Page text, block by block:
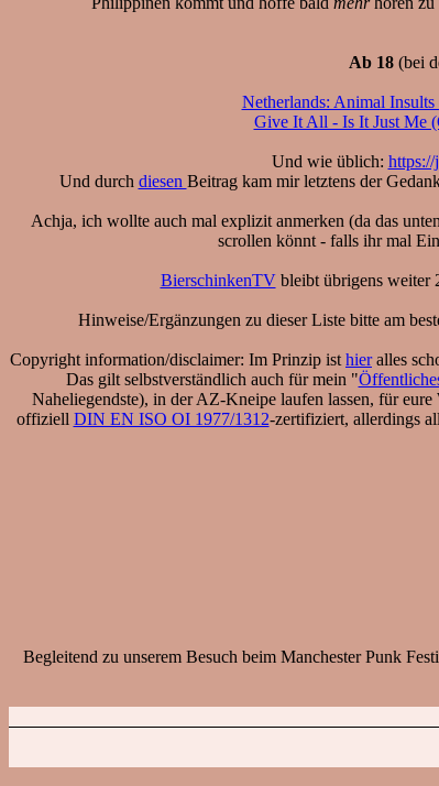
Ab 18 (bei
Netherlands: Animal
Give It All - Is It Just Me
Und wie üblich: https://
Und durch diesen Beitrag kam mir letztens der
Achja, ich wollte auch mal explizit anmerken (da das
scrollen könnt - falls ihr mal
BierschinkenTVbleibt übrigens weiter
Hinweise/Ergänzungen zu dieser Liste bitte am
Copyright information/disclaimer: Im Prinzip ist hieralles
Das gilt selbstverständlich auch für mein "
Naheliegendste), in der AZ-Kneipe laufen lassen, für
offiziell DIN EN ISO OI 1977/1312-zertifiziert, allerdings
Begleitend zu unserem Besuch beim Manchester Punk